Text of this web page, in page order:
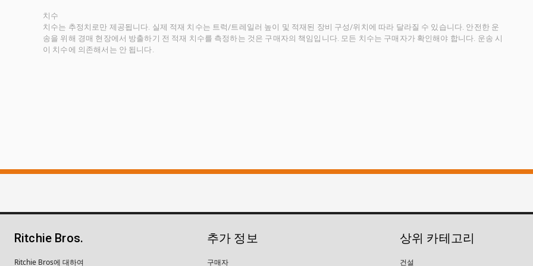
치수
치수는 추정치로만 제공됩니다. 실제 적재 치수는 트럭/트레일러 높이 및 적재된 장비 구성/위치에 따라 달라질 수 있습니다. 안전한 운
송을 위해 경매 현장에서 방출하기 전 적재 치수를 측정하는 것은 구매자의 책임입니다. 모든 치수는 구매자가 확인해야 합니다. 운송 시
이 치수에 의존해서는 안 됩니다.
Ritchie Bros.
Ritchie Bros에 대하여
추가 정보
구매자
상위 카테고리
건설